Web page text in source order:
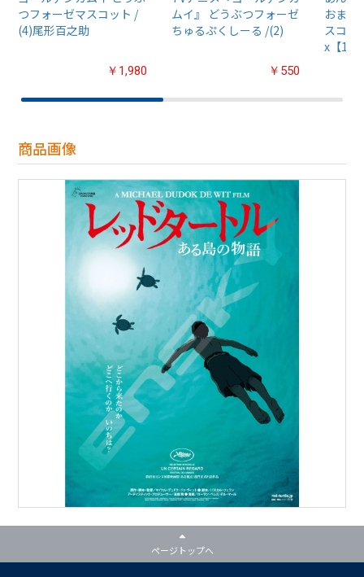
つフォーゼマスコット /
(4)尾形百之助
￥1,980
ムイ』 どうぶつフォーゼ
ちゅるぷくしーる /(2)
￥550
おまん
スコッ
x【
商品画像
ページトップへ